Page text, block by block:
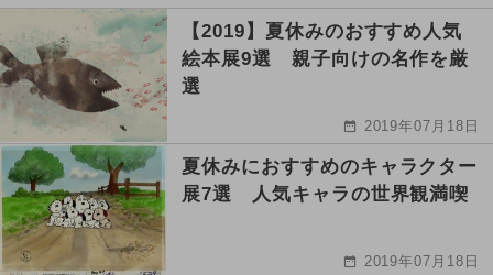
【2019】夏休みのおすすめ人気
絵本展9選 親子向けの名作を厳
選
2019年07月18日
夏休みにおすすめのキャラクター
展7選 人気キャラの世界観満喫
2019年07月18日